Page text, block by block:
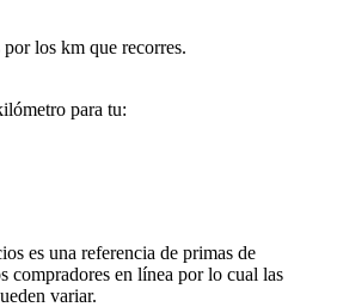
los km que recorres.
para tu:
es una referencia de primas de
compradores en línea por lo cual las
variar.